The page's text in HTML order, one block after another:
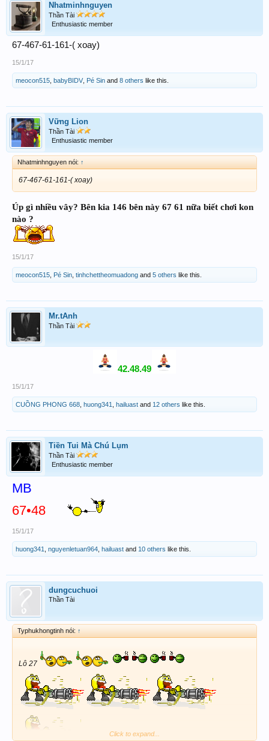
Nhatminhnguyen
Thần Tài
Enthusiastic member
67-467-61-161-( xoay)
15/1/17
meocon515 babyBIDV Pé Sin and 8 others like this.
Vững Lion
Thần Tài
Enthusiastic member
Nhatminhnguyen nói: ↑
67-467-61-161-( xoay)
Úp gì nhiều vây? Bên kia 146 bên này 67 61 nữa biết chơi kon
nào ?
15/1/17
meocon515 Pé Sin tinhchettheomuadong and 5 others like this.
Mr.tAnh
Thần Tài
42.48.49
15/1/17
CUỒNG PHONG 668 huong341 hailuast and 12 others like this.
Tiền Tui Mà Chú Lụm
Thần Tài
Enthusiastic member
MB
67•48
15/1/17
huong341 nguyenletuan964 hailuast and 10 others like this.
dungcuchuoi
Thần Tài
Typhukhongtinh nói: ↑
Lô 27
Click to expand...